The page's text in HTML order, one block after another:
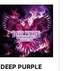
DEEP PURPLE